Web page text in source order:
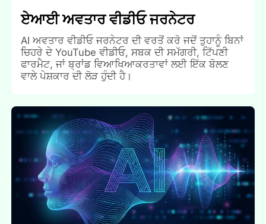
ਏਆਈ ਅਵਤਾਰ ਵੀਡੀਓ ਜਰਨੇਟਰ
AI ਅਵਤਾਰ ਵੀਡੀਓ ਜਰਨੇਟਰ ਦੀ ਵਰਤੋਂ ਕਰੋ ਜਦੋਂ ਤੁਹਾਨੂੰ ਬਿਨਾਂ
ਚਿਹਰੇ ਦੇ YouTube ਵੀਡੀਓ, ਸਬਕ ਦੀ ਸਮੱਗਰੀ, ਟਿੱਪਣੀ
ਫਾਰਮੈਟ, ਜਾਂ ਬ੍ਰਾਂਡ ਵਿਆਖਿਆਕਰਤਾਵਾਂ ਲਈ ਇੱਕ ਬੋਲਣ
ਵਾਲੇ ਪੇਸ਼ਕਾਰ ਦੀ ਲੋੜ ਹੁੰਦੀ ਹੈ।